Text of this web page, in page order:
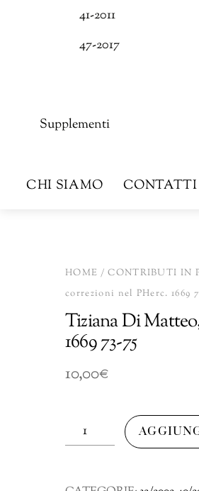
41-2011
47-2017
Supplementi
CHI SIAMO CONTATTI
HOME /CONTRIBUTI IN
correzioni nel PHerc. 1669
Tiziana Di
1669 73-75
10,00€
Tiziana
Di